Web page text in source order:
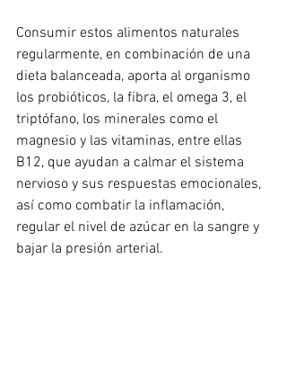
Consumir estos alimentos naturales
regularmente, en combinación de una
dieta balanceada, aporta al organismo
los probióticos, la fibra, el omega 3, el
triptófano, los minerales como el
magnesio y las vitaminas, entre ellas
B12, que ayudan a calmar el sistema
nervioso y sus respuestas emocionales,
así como combatir la inflamación,
regular el nivel de azúcar en la sangre y
bajar la presión arterial.